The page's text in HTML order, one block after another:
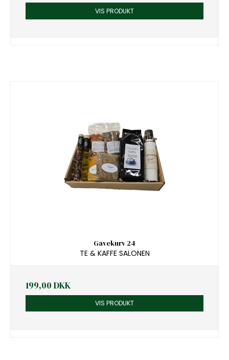
VIS PRODUKT
Gavekurv 24
TE & KAFFE SALONEN
199,00 DKK
VIS PRODUKT